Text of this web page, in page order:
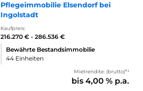
Pflegeimmobilie Elsendorf bei
Ingolstadt
Kaufpreis:
216.270 € - 286.536 €
Bewährte Bestandsimmobilie
44 Einheiten
Mietrendite: (brutto)*¹
bis 4,00 % p.a.